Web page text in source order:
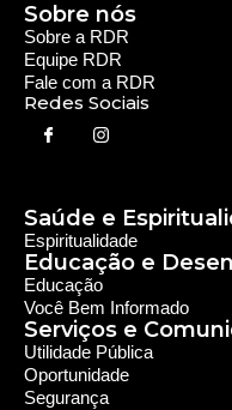
Sobre a RDR
Equipe RDR
Fale com a RDR
Redes Sociais
Sobre nós
Saúde e
Espiritualidade
Educação e
Educação
Você Bem Informado
Serviços e
Utilidade Pública
Oportunidade
Segurança